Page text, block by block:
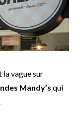
la vague sur
Mandy’s qui